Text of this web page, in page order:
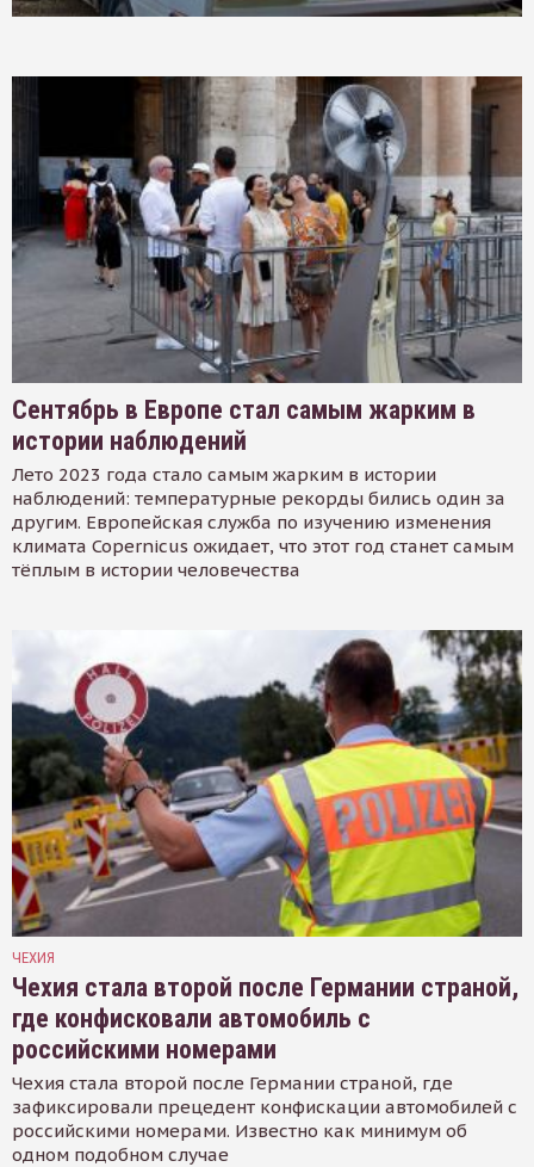
Сентябрь в Европе стал самым жарким в
истории наблюдений
Лето 2023 года стало самым жарким в истории
наблюдений: температурные рекорды бились один за
другим. Европейская служба по изучению изменения
климата Copernicus ожидает, что этот год станет самым
тёплым в истории человечества
ЧЕХИЯ
Чехия стала второй после Германии страной,
где конфисковали автомобиль с
российскими номерами
Чехия стала второй после Германии страной, где
зафиксировали прецедент конфискации автомобилей с
российскими номерами. Известно как минимум об
одном подобном случае